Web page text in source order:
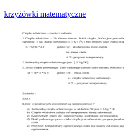
krzyżówki matematyczne